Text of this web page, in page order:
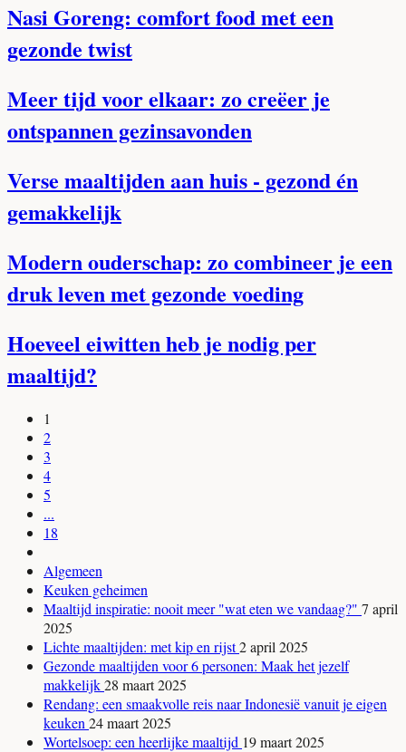
Nasi Goreng: comfort food met een
gezonde twist
Meer tijd voor elkaar: zo creëer je
ontspannen gezinsavonden
Verse maaltijden aan huis - gezond én
gemakkelijk
Modern ouderschap: zo combineer je een
druk leven met gezonde voeding
Hoeveel eiwitten heb je nodig per
maaltijd?
1
2
3
4
5
...
18
Algemeen
Keuken geheimen
Maaltijd inspiratie: nooit meer "wat eten we vandaag?" 7 april
2025
Lichte maaltijden: met kip en rijst2 april 2025
Gezonde maaltijden voor 6 personen: Maak het jezelf
makkelijk28 maart 2025
Rendang: een smaakvolle reis naar Indonesië vanuit je eigen
keuken 24 maart 2025
Wortelsoep: een heerlijke maaltijd 19 maart 2025